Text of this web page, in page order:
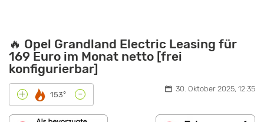
🔥 Opel Grandland Electric Leasing für
169 Euro im Monat netto [frei
konfigurierbar]
+ 153° - 30. Oktober 2025, 12:35